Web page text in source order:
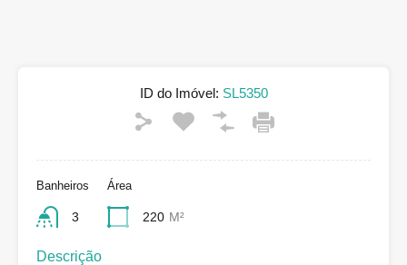
ID do Imóvel: SL5350
Banheiros
3
Área
220 M²
Descrição